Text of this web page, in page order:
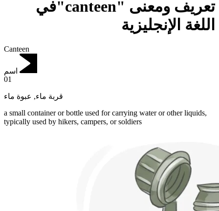
تعريف ومعنى "canteen"في
اللغة الإنجليزية
Canteen
اسم
01
قربة ماء, عبوة ماء
a small container or bottle used for carrying water or other liquids,
typically used by hikers, campers, or soldiers